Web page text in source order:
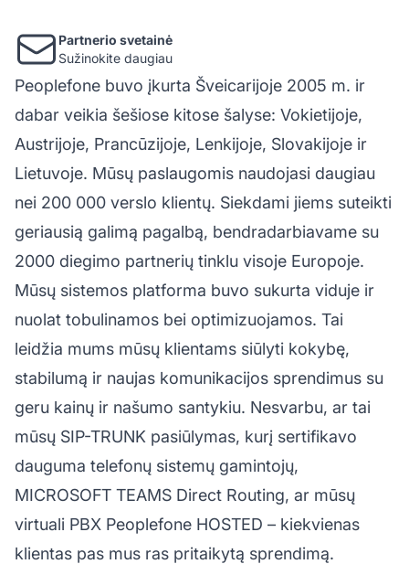
Partnerio svetainė
Sužinokite daugiau
Peoplefone buvo įkurta Šveicarijoje 2005 m. ir
dabar veikia šešiose kitose šalyse: Vokietijoje,
Austrijoje, Prancūzijoje, Lenkijoje, Slovakijoje ir
Lietuvoje. Mūsų paslaugomis naudojasi daugiau
nei 200 000 verslo klientų. Siekdami jiems suteikti
geriausią galimą pagalbą, bendradarbiavame su
2000 diegimo partnerių tinklu visoje Europoje.
Mūsų sistemos platforma buvo sukurta viduje ir
nuolat tobulinamos bei optimizuojamos. Tai
leidžia mums mūsų klientams siūlyti kokybę,
stabilumą ir naujas komunikacijos sprendimus su
geru kainų ir našumo santykiu. Nesvarbu, ar tai
mūsų SIP-TRUNK pasiūlymas, kurį sertifikavo
dauguma telefonų sistemų gamintojų,
MICROSOFT TEAMS Direct Routing, ar mūsų
virtuali PBX Peoplefone HOSTED – kiekvienas
klientas pas mus ras pritaikytą sprendimą.